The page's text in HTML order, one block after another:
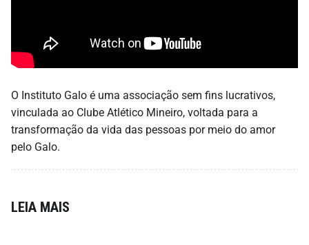
O Instituto Galo é uma associação sem fins lucrativos,
vinculada ao Clube Atlético Mineiro, voltada para a
transformação da vida das pessoas por meio do amor
pelo Galo.
LEIA MAIS